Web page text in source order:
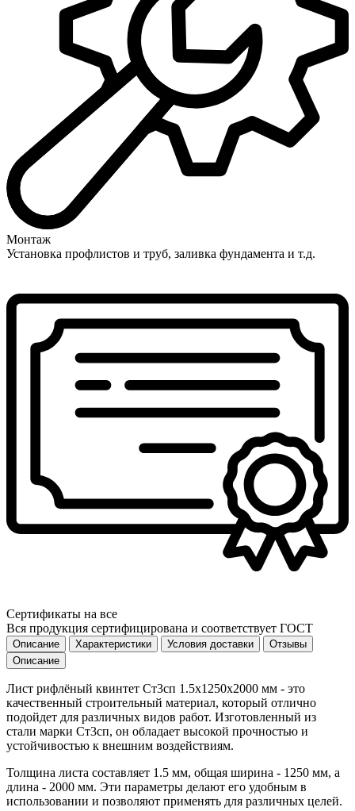
Монтаж
Установка профлистов и труб, заливка фундамента и т.д.
Сертификаты на все
Вся продукция сертифицирована и соответствует ГОСТ
Описание Характеристики Условия доставки
Отзывы
Описание
Лист рифлёный квинтет Ст3сп 1.5х1250х2000 мм - это
качественный строительный материал, который отлично
подойдет для различных видов работ. Изготовленный из
стали марки Ст3сп, он обладает высокой прочностью и
устойчивостью к внешним воздействиям.
Толщина листа составляет 1.5 мм, общая ширина - 1250 мм, а
длина - 2000 мм. Эти параметры делают его удобным в
использовании и позволяют применять для различных целей.